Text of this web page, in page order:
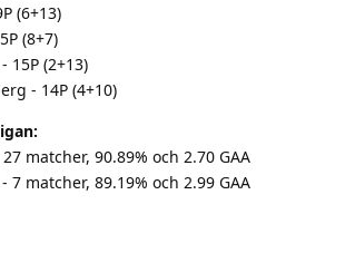
(6+13)
(8+7)
15P (2+13)
- 14P (4+10)
matcher, 90.89% och 2.70 GAA
7 matcher, 89.19% och 2.99 GAA